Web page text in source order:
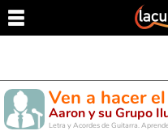
Ven a hacer
Aaron y su Grupo
Letra y Acordes de Guitarra.